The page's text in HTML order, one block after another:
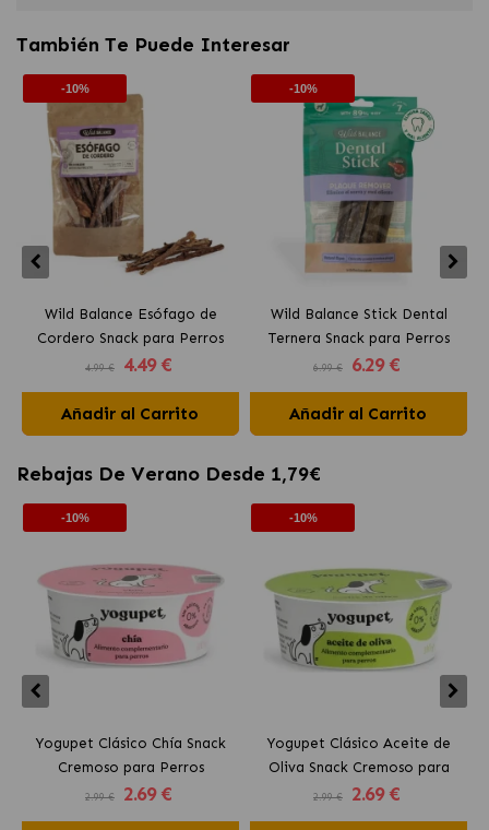
También Te Puede Interesar
-10%
Wild Balance Esófago de
Cordero Snack para Perros
4.99 € 4.49 €
Añadir al Carrito
-10%
Wild Balance Stick Dental
Ternera Snack para Perros
6.99 € 6.29 €
Añadir al Carrito
Rebajas De Verano Desde 1,79€
-10%
Yogupet Clásico Chía Snack
Cremoso para Perros
2.99 € 2.69 €
-10%
Yogupet Clásico Aceite de
Oliva Snack Cremoso para
Perros
2.99 € 2.69 €